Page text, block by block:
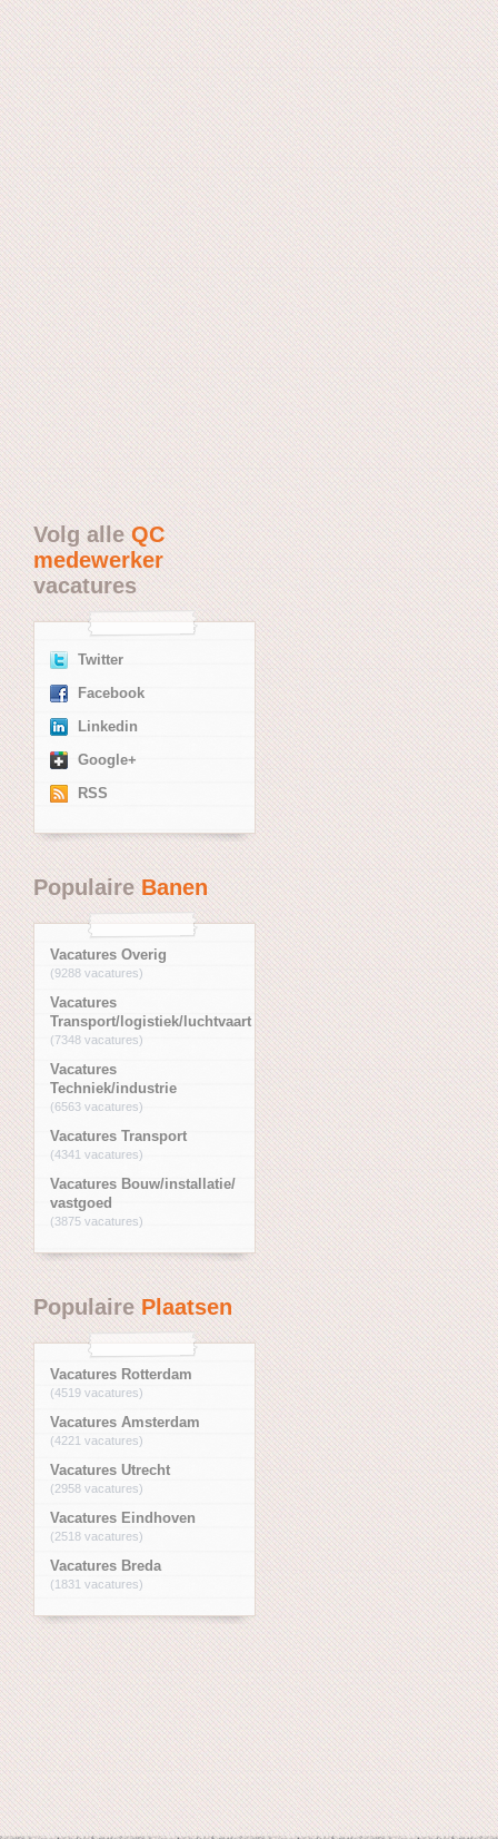
Volg alleQC
medewerker
vacatures
Twitter
Facebook
Linkedin
Google+
RSS
PopulaireBanen
Vacatures Overig
(9288 vacatures)
Vacatures
Transport/logistiek/luchtvaart
(7348 vacatures)
Vacatures
Techniek/industrie
(6563 vacatures)
Vacatures Transport
(4341 vacatures)
Vacatures Bouw/installatie/
vastgoed
(3875 vacatures)
Populaire Plaatsen
Vacatures Rotterdam
(4519 vacatures)
Vacatures Amsterdam
(4221 vacatures)
Vacatures Utrecht
(2958 vacatures)
Vacatures Eindhoven
(2518 vacatures)
Vacatures Breda
(1831 vacatures)